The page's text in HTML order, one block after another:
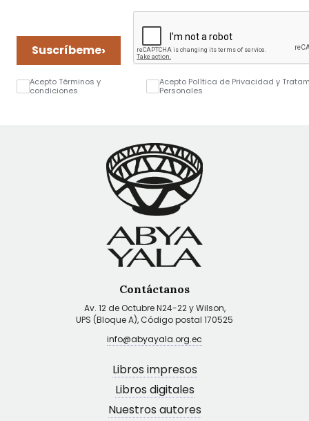
Suscríbeme›
Acepto Términos y
condiciones
Acepto Política de Privacidad y
Personales
Contáctanos
Av. 12 de Octubre N24-22 y Wilson,
UPS (Bloque A), Código postal 170525
info@abyayala.org.ec
Libros impresos
Libros digitales
Nuestros autores